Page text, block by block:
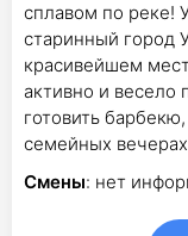
сплавом по реке!
старинный город
красивейшем
активно и весело
готовить
семейных
Смены: нет